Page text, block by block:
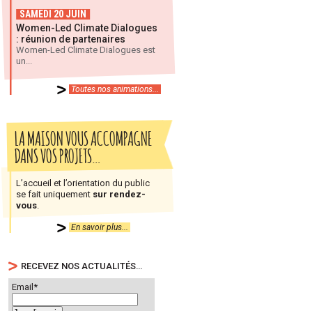
SAMEDI 20 JUIN
Women-Led Climate Dialogues
: réunion de partenaires
Women-Led Climate Dialogues est
un...
Toutes nos animations...
LA MAISON VOUS ACCOMPAGNE
DANS VOS PROJETS…
L’accueil et l’orientation du public
se fait uniquement sur rendez-
vous
En savoir plus...
RECEVEZ NOS ACTUALITÉS…
Email*